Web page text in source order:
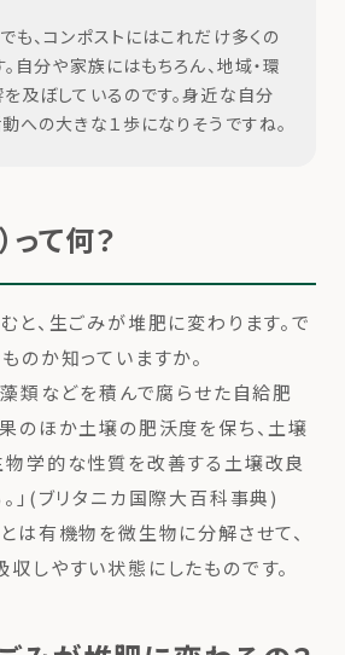
も、コンポストにはこれだけ多くの
。自分や家族にはもちろん、地域・環
及ぼしているのです。身近な自分
への大きな１歩になりそうですね。
って何？
と、生ごみが堆肥に変わります。で
のか知っていますか。
藻類などを積んで腐らせた自給肥
のほか土壌の肥沃度を保ち、土壌
物学的な性質を改善する土壌改良
」(ブリタニカ国際大百科事典)
は有機物を微生物に分解させて、
しやすい状態にしたものです。